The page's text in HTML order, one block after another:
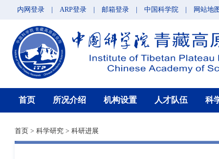
内网登录 ARP登录 邮箱登录 中国科学院 网站地
首页 所况介绍 机构设置 人才队伍 科
首页 > 科学研究 > 科研进展